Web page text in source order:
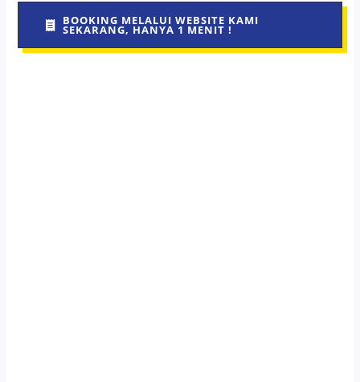
BOOKING MELALUI WEBSITE KAMI
SEKARANG, HANYA 1 MENIT !